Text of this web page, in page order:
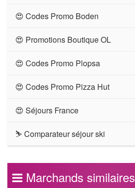
😍 Codes Promo Boden
😍 Promotions Boutique OL
😍 Codes Promo Plopsa
😍 Codes Promo Pizza Hut
😍 Séjours France
⛷ Comparateur séjour ski
Marchands similaires